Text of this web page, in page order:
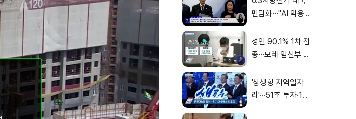
민담화···"AI 악용
성인 90.1% 1차 접
종···모레 임신부 사
'상생형 지역일자
리'···51조 투자·13